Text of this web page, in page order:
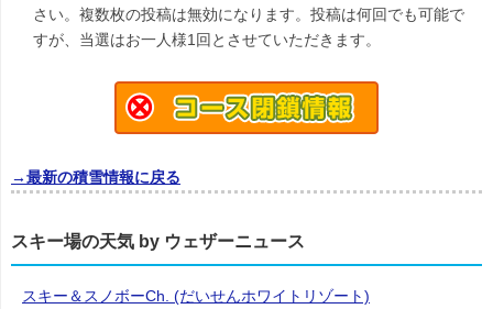
さい。複数枚の投稿は無効になります。投稿は何回でも可能で
すが、当選はお一人様1回とさせていただきます。
→最新の積雪情報に戻る
スキー場の天気 by ウェザーニュース
スキー＆スノボーCh. (だいせんホワイトリゾート)